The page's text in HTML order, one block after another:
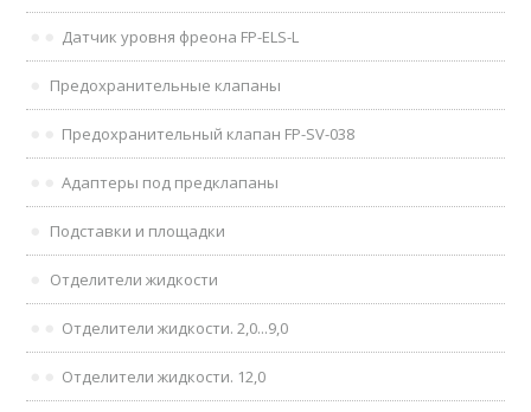
Датчик уровня фреона FP-ELS-L
Предохранительные клапаны
Предохранительный клапан FP-SV-038
Адаптеры под предклапаны
Подставки и площадки
Отделители жидкости
Отделители жидкости. 2,0...9,0
Отделители жидкости. 12,0